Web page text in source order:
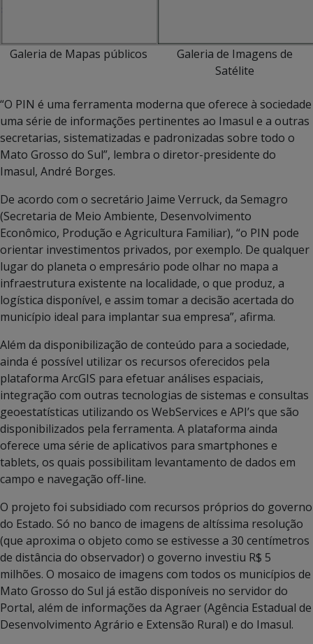
Galeria de Mapas públicos
Galeria de Imagens de
Satélite
“O PIN é uma ferramenta moderna que oferece à sociedade
uma série de informações pertinentes ao Imasul e a outras
secretarias, sistematizadas e padronizadas sobre todo o
Mato Grosso do Sul”, lembra o diretor-presidente do
Imasul, André Borges.
De acordo com o secretário Jaime Verruck, da Semagro
(Secretaria de Meio Ambiente, Desenvolvimento
Econômico, Produção e Agricultura Familiar), “o PIN pode
orientar investimentos privados, por exemplo. De qualquer
lugar do planeta o empresário pode olhar no mapa a
infraestrutura existente na localidade, o que produz, a
logística disponível, e assim tomar a decisão acertada do
município ideal para implantar sua empresa”, afirma.
Além da disponibilização de conteúdo para a sociedade,
ainda é possível utilizar os recursos oferecidos pela
plataforma ArcGIS para efetuar análises espaciais,
integração com outras tecnologias de sistemas e consultas
geoestatísticas utilizando os WebServices e API’s que são
disponibilizados pela ferramenta. A plataforma ainda
oferece uma série de aplicativos para smartphones e
tablets, os quais possibilitam levantamento de dados em
campo e navegação off-line.
O projeto foi subsidiado com recursos próprios do governo
do Estado. Só no banco de imagens de altíssima resolução
(que aproxima o objeto como se estivesse a 30 centímetros
de distância do observador) o governo investiu R$ 5
milhões. O mosaico de imagens com todos os municípios de
Mato Grosso do Sul já estão disponíveis no servidor do
Portal, além de informações da Agraer (Agência Estadual de
Desenvolvimento Agrário e Extensão Rural) e do Imasul.